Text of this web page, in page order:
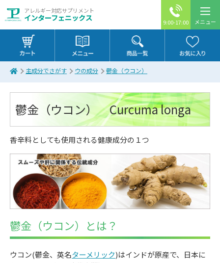
アレルギー対応サプリメント
インターフェニックス 9:00-17:00 メニュー
主成分でさがす ウの成分 鬱金（ウコン）
鬱金（ウコン） Curcuma longa
香辛料としても使用される健康成分の１つ
鬱金（ウコン）とは？
ウコン(鬱金、英名ターメリック)はインドが原産で、日本に